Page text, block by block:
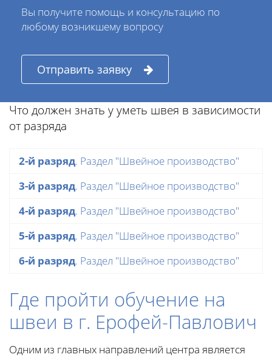
Вы получите помощь и консультацию по
любому возникшему вопросу
Отправить заявку
Что должен знать у уметь швея в зависимости
от разряда
2-й разряд. Раздел "Швейное производство"
3-й разряд. Раздел "Швейное производство"
4-й разряд. Раздел "Швейное производство"
5-й разряд. Раздел "Швейное производство"
6-й разряд. Раздел "Швейное производство"
Где пройти обучение на
швеи в г. Ерофей-Павлович
Одним из главных направлений центра является